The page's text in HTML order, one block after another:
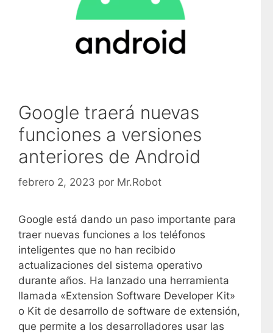
Google traerá nuevas
funciones a versiones
anteriores de Android
febrero 2, 2023 por Mr.Robot
Google está dando un paso importante para
traer nuevas funciones a los teléfonos
inteligentes que no han recibido
actualizaciones del sistema operativo
durante años. Ha lanzado una herramienta
llamada «Extension Software Developer Kit»
o Kit de desarrollo de software de extensión,
que permite a los desarrolladores usar las